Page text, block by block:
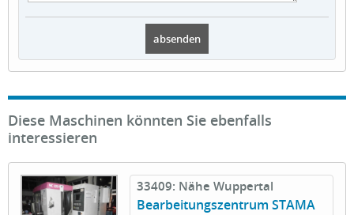
Diese Maschinen könnten Sie ebenfalls
interessieren
33409: Nähe Wuppertal
Bearbeitungszentrum STAMA